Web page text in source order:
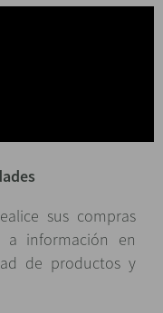
sus compras
información en
de productos y